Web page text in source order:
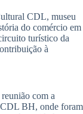
CDL, museu
do comércio em
turístico da
à
com a
CDL BH, onde foram